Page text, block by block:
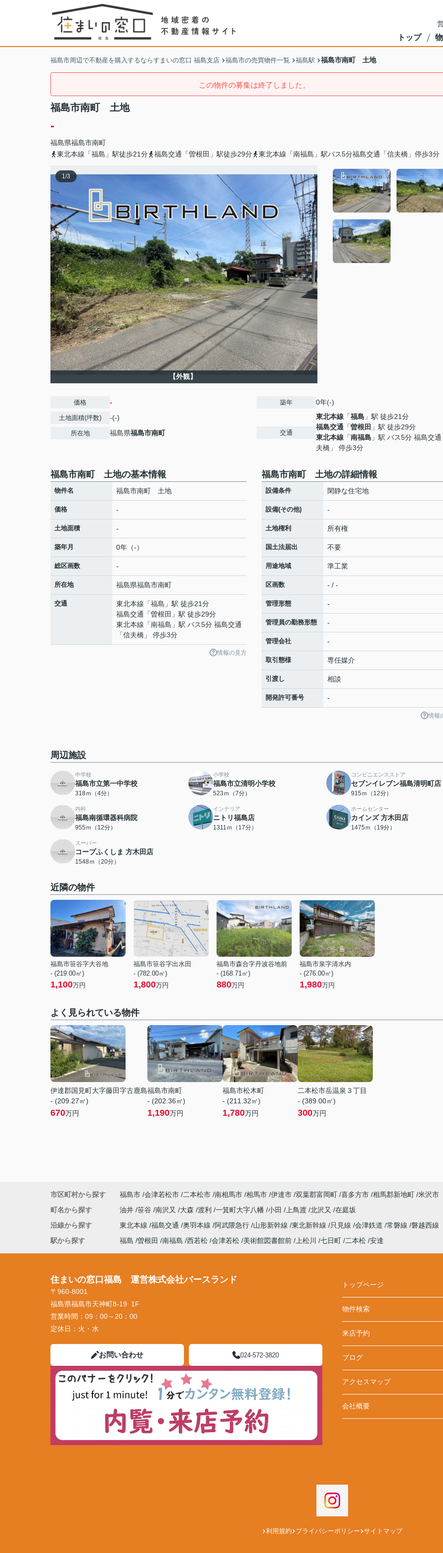
トップ
福島市周辺で不動産を購入するならすまいの窓口 福島支店 福島市の売買物件一覧 福島駅 福島市南町 土地
この物件の募集は終了しました。
福島市南町 土地
-
福島県福島市南町
東北本線「福島」駅徒歩21分
福島交通「曽根田」駅徒歩29分 東北本線「南福島」駅バス5分福島交通「信夫橋」停歩3分
1/3
【外観】
価格 -
土地面積(坪数) -(-)
所在地 福島県福島市南町
築年 0年(-)
交通
東北本線 「福島 」駅 徒歩21分
福島交通 「曽根田 」駅 徒歩29分
東北本線 「南福島 」駅 バス5分 福島交
夫橋」 停歩3分
福島市南町 土地の基本情報
物件名 福島市南町 土地
価格 -
土地面積 -
築年月 0年（-）
総区画数 -
所在地 福島県福島市南町
交通 東北本線 「福島 」駅 徒歩21分
福島交通
「曽根田 」駅 徒歩29分
東北本線 「南福島 」駅 バス5分 福島交通
「信夫橋」 停歩3分
情報の見方
福島市南町 土地の詳細情報
設備条件 閑静な住宅地
設備(その他) -
土地権利 所有権
国土法届出 不要
用途地域 準工業
区画数 - / -
管理形態 -
管理員の勤務形態 -
管理会社 -
取引態様 専任媒介
引渡し 相談
開発許可番号 -
情報
周辺施設
中学校
福島市立第一中学校
318ｍ（4分）
小学校
福島市立清明小学校
523ｍ（7分）
コンビニエンスストア
セブンイレブン福島清明町店
915ｍ（12分）
内科
福島南循環器科病院
955ｍ（12分）
インテリア
ニトリ福島店
1311ｍ（17分）
ホームセンター
カインズ 方木田店
1475ｍ（19分）
スーパー
コープふくしま 方木田店
1548ｍ（20分）
近隣の物件
福島市笹谷字大谷地
- (219.00㎡)
1,100万円
福島市笹谷字出水田
- (782.00㎡)
1,800万円
福島市森合字丹波谷地前
- (168.71㎡)
880万円
福島市泉字清水内
- (276.00㎡)
1,980万円
よく見られている物件
伊達郡国見町大字藤田字古鹿島
- (209.27㎡)
670万円
福島市南町
- (202.36㎡)
1,190万円
福島市松木町
- (211.32㎡)
1,780万円
二本松市岳温泉３丁目
- (389.00㎡)
300万円
市区町村から探す 福島市 会津若松市 二本松市 南相馬市 相馬市 伊達市 双葉郡富岡町 喜多方市 相馬郡新地町 米沢市
町名から探す
油井 笹谷 南沢又 大森 渡利 一箕町大字八幡 小田 上鳥渡 北沢又
在庭坂
沿線から探す
東北本線 福島交通 奥羽本線 阿武隈急行 山形新幹線 東北新幹線 只見線 会津鉄道 常磐線 磐越西線
駅から探す
福島 曽根田 南福島 西若松 会津若松 美術館図書館前 上松川 七日町 二本松 安達
住まいの窓口福島 運営株式会社バースランド
〒960-8001
福島県福島市天神町8-19 1F
営業時間： 09：00～20：00
定休日： 火・水
お問い合わせ 024-572-3820
トップページ
物件検索
来店予約
ブログ
アクセスマップ
会社概要
利用規約 プライバシーポリシー サイトマップ